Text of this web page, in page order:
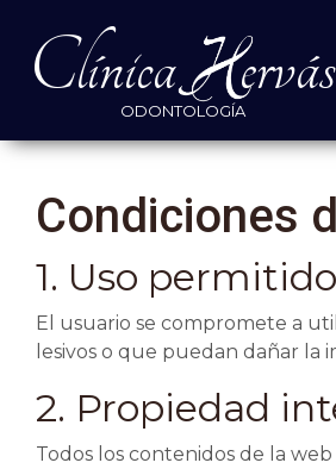
Clínica ervás
ODONTOLOGÍA
Condiciones
1. Uso
El usuario se compromete a
lesivos o que puedan dañar la
2. Propiedad
Todos los contenidos de la